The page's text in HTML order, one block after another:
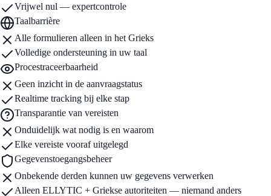
Vrijwel nul — expertcontrole
Taalbarrière
Alle formulieren alleen in het Grieks
Volledige ondersteuning in uw taal
Procestraceerbaarheid
Geen inzicht in de aanvraagstatus
Realtime tracking bij elke stap
Transparantie van vereisten
Onduidelijk wat nodig is en waarom
Elke vereiste vooraf uitgelegd
Gegevenstoegangsbeheer
Onbekende derden kunnen uw gegevens verwerken
Alleen ELLYTIC + Griekse autoriteiten — niemand anders